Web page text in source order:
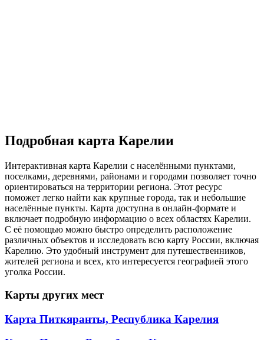
Подробная карта Карелии
Интерактивная карта Карелии с населёнными пунктами,
поселками, деревнями, районами и городами позволяет точно
ориентироваться на территории региона. Этот ресурс
поможет легко найти как крупные города, так и небольшие
населённые пункты. Карта доступна в онлайн-формате и
включает подробную информацию о всех областях Карелии.
С её помощью можно быстро определить расположение
различных объектов и исследовать всю карту России, включая
Карелию. Это удобный инструмент для путешественников,
жителей региона и всех, кто интересуется географией этого
уголка России.
Карты других мест
Карта Питкяранты, Республика Карелия